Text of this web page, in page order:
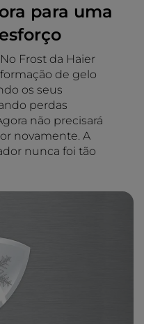
para uma
Frost da Haier
de gelo
os seus
perdas
não precisará
novamente. A
nunca foi tão